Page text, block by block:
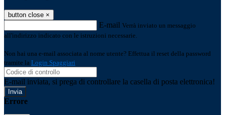
button close ×
E-mail Verrà inviato un messaggio
all'indirizzo indicato con le istruzioni necessarie.
Non hai una e-mail associata al nome utente? Effettua il reset della password
tramite la Login Spaggiari
E-mail inviata, si prega di controllare la casella di posta elettronica!
Errore